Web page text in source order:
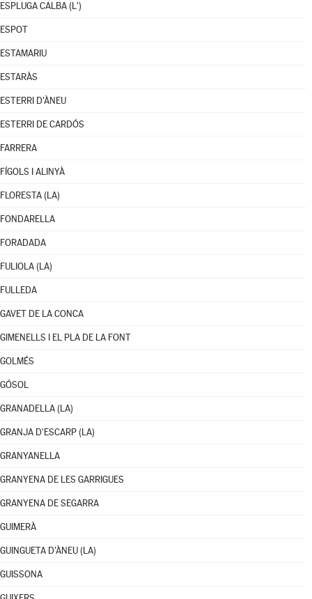
ESPLUGA CALBA (L')
ESPOT
ESTAMARIU
ESTARÀS
ESTERRI D'ÀNEU
ESTERRI DE CARDÓS
FARRERA
FÍGOLS I ALINYÀ
FLORESTA (LA)
FONDARELLA
FORADADA
FULIOLA (LA)
FULLEDA
GAVET DE LA CONCA
GIMENELLS I EL PLA DE LA FONT
GOLMÉS
GÓSOL
GRANADELLA (LA)
GRANJA D'ESCARP (LA)
GRANYANELLA
GRANYENA DE LES GARRIGUES
GRANYENA DE SEGARRA
GUIMERÀ
GUINGUETA D'ÀNEU (LA)
GUISSONA